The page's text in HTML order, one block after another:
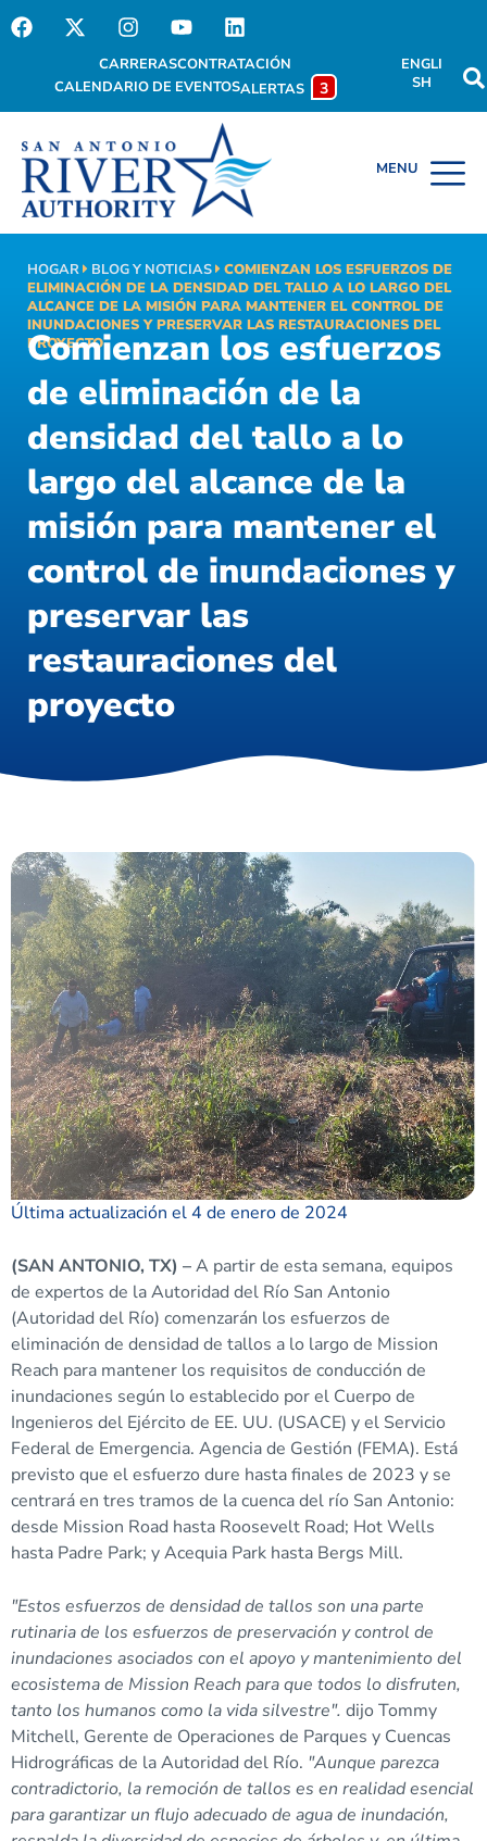
CARRERASCONTRATACIÓN
CALENDARIO DE EVENTOSALERTAS 3
ENGLI
SH
HOGAR BLOG Y NOTICIAS
COMIENZAN LOS ESFUERZOS DE
ELIMINACIÓN DE LA DENSIDAD DEL TALLO A LO LARGO DEL
ALCANCE DE LA MISIÓN PARA MANTENER EL CONTROL DE
INUNDACIONES Y PRESERVAR LAS RESTAURACIONES DEL
PROYECTO
Comienzan los esfuerzos
de eliminación de la
densidad del tallo a lo
largo del alcance de la
misión para mantener el
control de inundaciones y
preservar las
restauraciones del
proyecto
Última actualización el 4 de enero de 2024
(SAN ANTONIO, TX) –A partir de esta semana, equipos
de expertos de la Autoridad del Río San Antonio
(Autoridad del Río) comenzarán los esfuerzos de
eliminación de densidad de tallos a lo largo de Mission
Reach para mantener los requisitos de conducción de
inundaciones según lo establecido por el Cuerpo de
Ingenieros del Ejército de EE. UU. (USACE) y el Servicio
Federal de Emergencia. Agencia de Gestión (FEMA). Está
previsto que el esfuerzo dure hasta finales de 2023 y se
centrará en tres tramos de la cuenca del río San Antonio:
desde Mission Road hasta Roosevelt Road; Hot Wells
hasta Padre Park; y Acequia Park hasta Bergs Mill.
"Estos esfuerzos de densidad de tallos son una parte
rutinaria de los esfuerzos de preservación y control de
inundaciones asociados con el apoyo y mantenimiento del
ecosistema de Mission Reach para que todos lo disfruten,
tanto los humanos como la vida silvestre". dijo Tommy
Mitchell, Gerente de Operaciones de Parques y Cuencas
Hidrográficas de la Autoridad del Río. "Aunque parezca
contradictorio, la remoción de tallos es en realidad esencial
para garantizar un flujo adecuado de agua de inundación,